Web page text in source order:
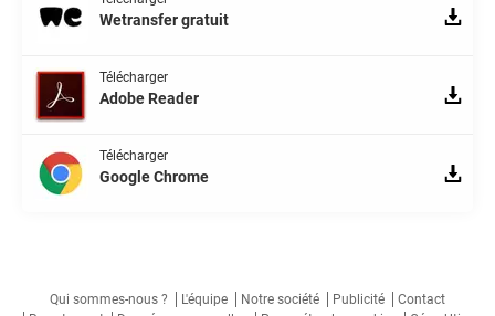
Wetransfer gratuit
Télécharger
Adobe Reader
Télécharger
Google Chrome
Qui sommes-nous ? L'équipe Notre société Publicité
Contact